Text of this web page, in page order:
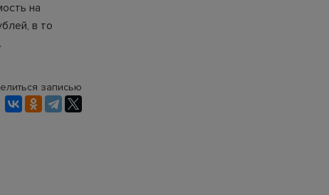
на
в то
записью